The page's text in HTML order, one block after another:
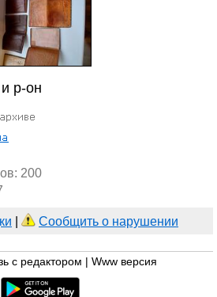
р-он
200
Сообщить о нарушении
с редактором Www версия